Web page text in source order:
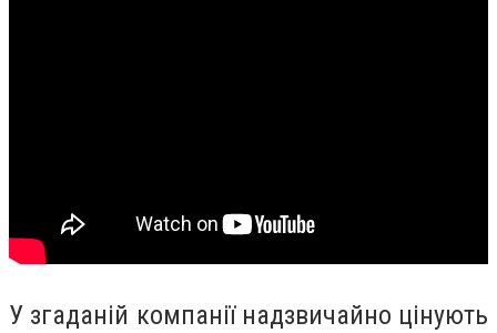
У згаданій компанії надзвичайно цінують